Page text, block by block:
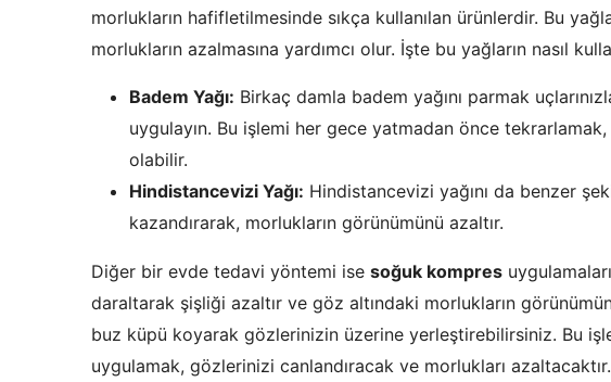
morlukların hafifletilmesinde sıkça kullanılan ürünlerdir. Bu
morlukların azalmasına yardımcı olur. İşte bu yağların nasıl
Badem Yağı: Birkaç damla badem yağını parmak
uygulayın. Bu işlemi her gece yatmadan önce tekrarlamak,
olabilir.
Hindistancevizi Yağı: Hindistancevizi yağını da benzer
kazandırarak, morlukların görünümünü azaltır.
Diğer bir evde tedavi yöntemi ise soğuk kompres
daraltarak şişliği azaltır ve göz altındaki morlukların
buz küpü koyarak gözlerinizin üzerine yerleştirebilirsiniz. Bu
uygulamak, gözlerinizi canlandıracak ve morlukları azaltacaktır.